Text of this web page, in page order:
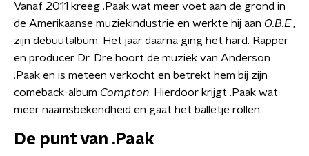
Vanaf 2011 kreeg .Paak wat meer voet aan de grond in
de Amerikaanse muziekindustrie en werkte hij aan O.B.E.,
zijn debuutalbum. Het jaar daarna ging het hard. Rapper
en producer Dr. Dre hoort de muziek van Anderson
.Paak en is meteen verkocht en betrekt hem bij zijn
comeback-album Compton. Hierdoor krijgt .Paak wat
meer naamsbekendheid en gaat het balletje rollen.
De punt van .Paak